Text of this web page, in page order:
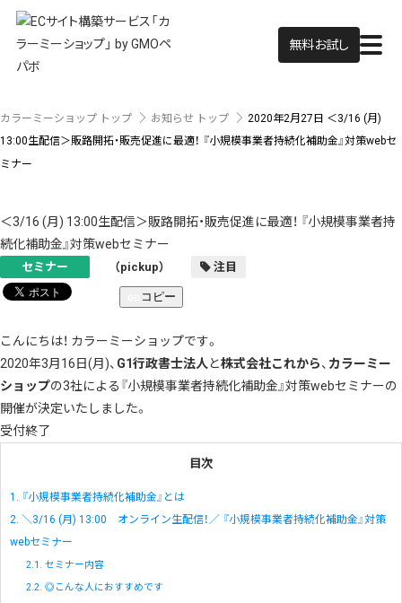
無料お試し
カラーミーショップ トップ お知らせ トップ 2020年2月27日 ＜3/16 (月)
13:00生配信＞販路開拓・販売促進に最適！ 『小規模事業者持続化補助金』対策webセ
ミナー
＜3/16 (月) 13:00生配信＞販路開拓・販売促進に最適！ 『小規模事業者持
続化補助金』対策webセミナー
セミナー （pickup） 注目
コピー
こんにちは！ カラーミーショップです。
2020年3月16日(月)、 G1行政書士法人と株式会社これから、 カラーミー
ショップの3社による『小規模事業者持続化補助金』対策webセミナーの
開催が決定いたしました。
受付終了
目次
1. 『小規模事業者持続化補助金』とは
2. ＼3/16 (月) 13:00 オンライン生配信！／ 『小規模事業者持続化補助金』対策
webセミナー
2.1. セミナー内容
2.2. ◎こんな人におすすめです